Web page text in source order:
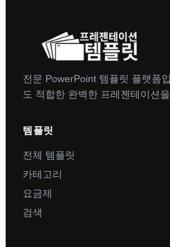
전문 PowerPoint 템플릿 플랫폼
도 적합한 완벽한 프레젠테이션
템플릿
전체 템플릿
카테고리
요금제
검색